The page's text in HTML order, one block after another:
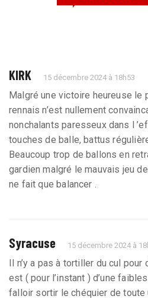
KIRK 15 décembre 2024 à 18h53
Malgré une victoire heureuse le
rennais n’est nullement
nonchalants paresseux dans l
touches de balle, battus
Beaucoup trop de ballons en
gardien malgré le mauvais jeu
ne fait que balancer .
Syracuse 15 décembre 2024 à
Il n’y a pas à tortiller du cul pour
est ( pour l’instant ) d’une
falloir sortir le chéquier de toute